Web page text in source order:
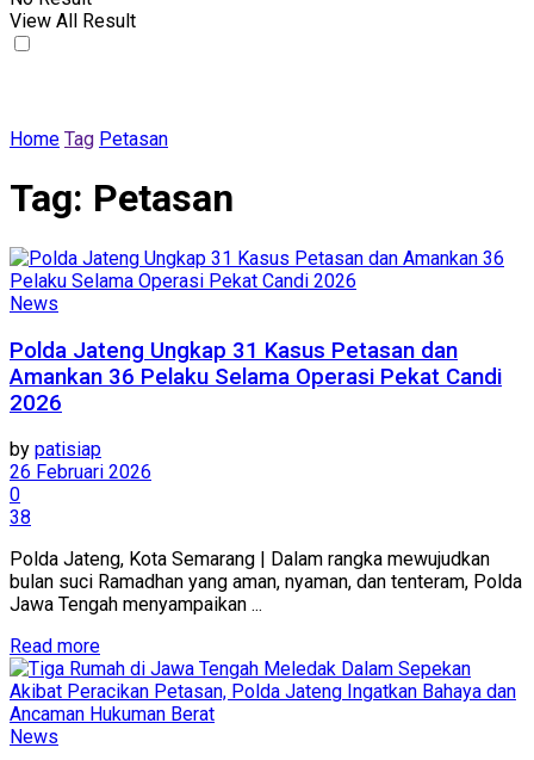
View All Result
Home Tag Petasan
Tag: Petasan
News
Polda Jateng Ungkap 31 Kasus Petasan dan
Amankan 36 Pelaku Selama Operasi Pekat Candi
2026
by patisiap
26 Februari 2026
0
38
Polda Jateng, Kota Semarang | Dalam rangka mewujudkan
bulan suci Ramadhan yang aman, nyaman, dan tenteram, Polda
Jawa Tengah menyampaikan ...
Read moreDetails
News